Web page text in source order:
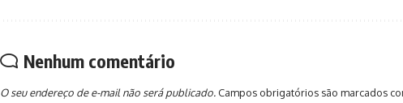
Nenhum comentário
O seu endereço de e-mail não será publicado. Campos obrigatórios são marcados